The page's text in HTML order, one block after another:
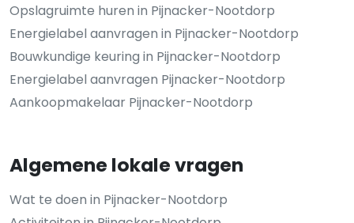
Opslagruimte huren in Pijnacker-Nootdorp
Energielabel aanvragen in Pijnacker-Nootdorp
Bouwkundige keuring in Pijnacker-Nootdorp
Energielabel aanvragen Pijnacker-Nootdorp
Aankoopmakelaar Pijnacker-Nootdorp
Algemene lokale vragen
Wat te doen in Pijnacker-Nootdorp